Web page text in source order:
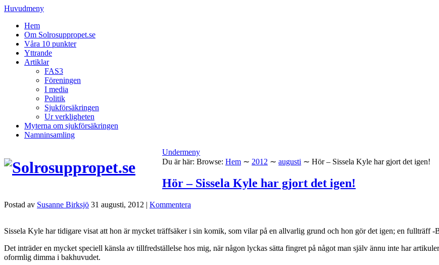
Huvudmeny
Hem
Om Solrosuppropet.se
Våra 10 punkter
Yttrande
Artiklar
FAS3
Föreningen
I media
Politik
Sjukförsäkringen
Ur verkligheten
Myterna om sjukförsäkringen
Namninsamling
Undermeny
Du är här: Browse: Hem ∼ 2012 ∼ augusti ∼ Hör – Sissela Kyle har gjort det igen!
Hör – Sissela Kyle har gjort det igen!
Postad av Susanne Birksjö 31 augusti, 2012 | Kommentera
Sissela Kyle har tidigare visat att hon är mycket träffsäker i sin komik, som vilar på en allvarlig grund och hon gör det igen; en fullträff
Det inträder en mycket speciell känsla av tillfredställelse hos mig, när någon lyckas sätta fingret på något man själv ännu inte har
oformlig dimma i bakhuvudet.